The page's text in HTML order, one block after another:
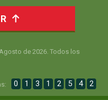
de 2026. Todos los
0 1 3 1 2 5 4 2